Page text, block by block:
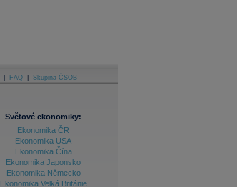
FAQ Skupina ČSOB
Světové ekonomiky:
Ekonomika ČR
Ekonomika USA
Ekonomika Čína
Ekonomika Japonsko
Ekonomika Německo
Ekonomika Velká Británie